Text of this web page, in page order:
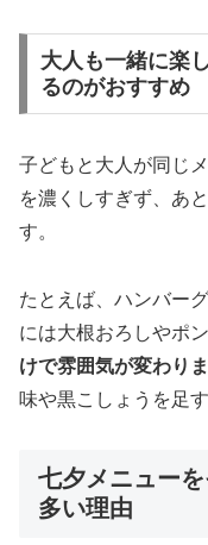
大人も一緒に楽
るのがおすすめ
子どもと大人が同じ
を濃くしすぎず、あ
す。
たとえば、ハンバー
には大根おろしやポ
けで雰囲気が変わり
味や黒こしょうを足
七夕メニュー
多い理由